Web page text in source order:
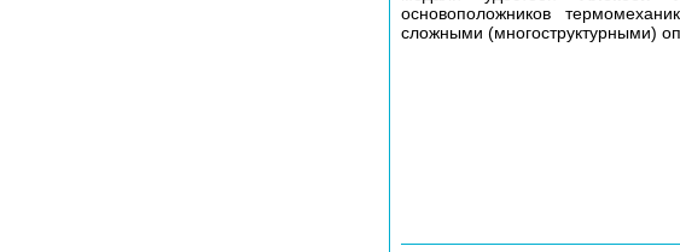
основоположников
сложными (многоструктурными)